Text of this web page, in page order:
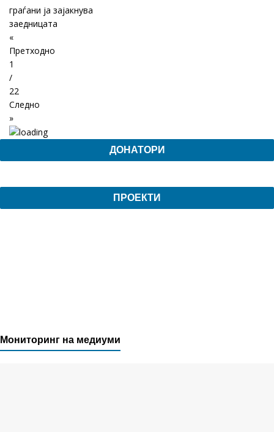
граѓани ја зајакнува
заедницата
«
Претходно
1
/
22
Следно
»
ДОНАТОРИ
ПРОЕКТИ
Мониторинг на медиуми